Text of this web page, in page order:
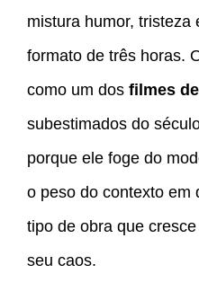
mistura humor, tristeza
formato de três horas.
como um dos filmes
subestimados do
porque ele foge do
o peso do contexto em
tipo de obra que
seu caos.